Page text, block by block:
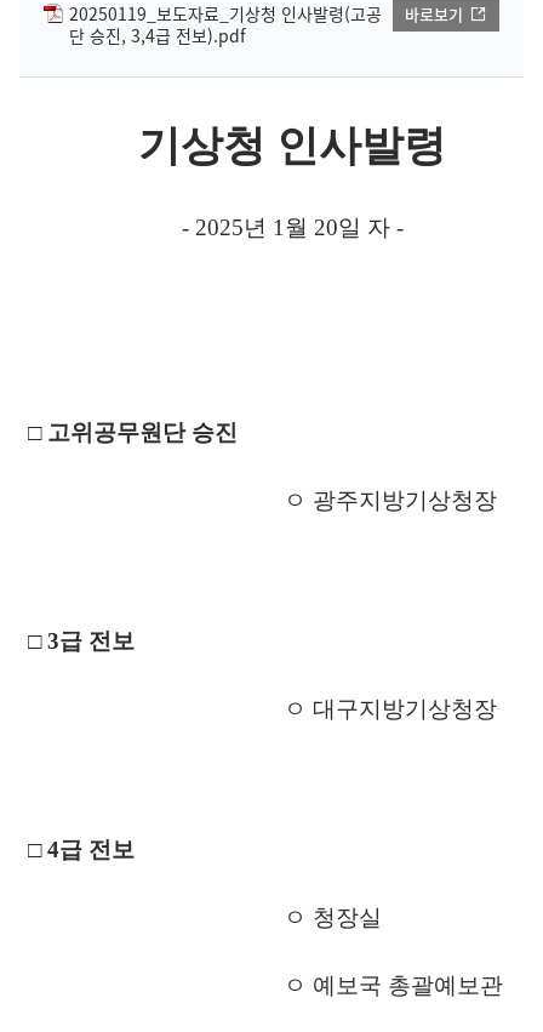
20250119_보도자료_기상청 인사발령(고공
단 승진, 3,4급 전보).pdf
바로보기
기상청 인사발령
- 2025년 1월 20일 자 -
□ 고위공무원단 승진
ㅇ 광주지방기상청장
□3급 전보
ㅇ 대구지방기상청장
□4급 전보
ㅇ 청장실
ㅇ 예보국 총괄예보관